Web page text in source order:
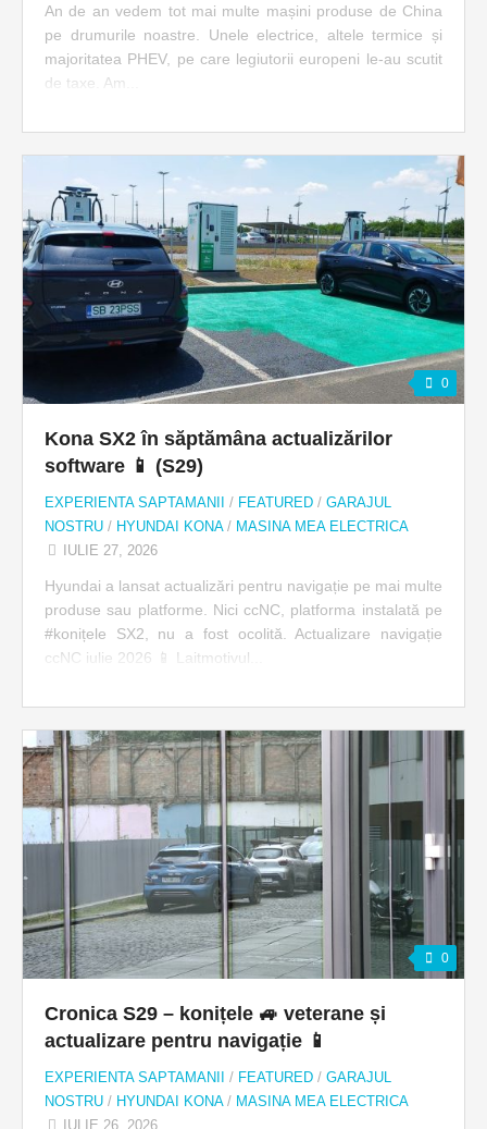
An de an vedem tot mai multe mașini produse de China
pe drumurile noastre. Unele electrice, altele termice și
majoritatea PHEV, pe care legiutorii europeni le-au scutit
de taxe. Am...
0
Kona SX2 în săptămâna actualizărilor
software 📱 (S29)
EXPERIENTA SAPTAMANII / FEATURED / GARAJUL
NOSTRU / HYUNDAI KONA/ MASINA MEA ELECTRICA
IULIE 27, 2026
Hyundai a lansat actualizări pentru navigație pe mai multe
produse sau platforme. Nici ccNC, platforma instalată pe
#konițele SX2, nu a fost ocolită. Actualizare navigație
ccNC iulie 2026 📱 Laitmotivul...
0
Cronica S29 – konițele 🚙 veterane și
actualizare pentru navigație 📱
EXPERIENTA SAPTAMANII / FEATURED / GARAJUL
NOSTRU / HYUNDAI KONA/ MASINA MEA ELECTRICA
IULIE 26, 2026